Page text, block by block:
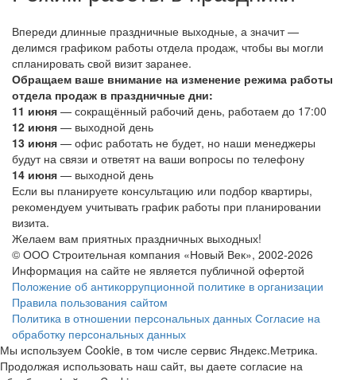
Впереди длинные праздничные выходные, а значит —
делимся графиком работы отдела продаж, чтобы вы могли
спланировать свой визит заранее.
Обращаем ваше внимание на изменение режима работы
отдела продаж в праздничные дни:
11 июня — сокращённый рабочий день, работаем до 17:00
12 июня — выходной день
13 июня — офис работать не будет, но наши менеджеры
будут на связи и ответят на ваши вопросы по телефону
14 июня — выходной день
Если вы планируете консультацию или подбор квартиры,
рекомендуем учитывать график работы при планировании
визита.
Желаем вам приятных праздничных выходных!
© ООО Строительная компания «Новый Век», 2002-2026
Информация на сайте не является публичной офертой
Положение об антикоррупционной политике в организации
Правила пользования сайтом
Политика в отношении персональных данных Согласие на
обработку персональных данных
Мы используем Cookie, в том числе сервис Яндекс.Метрика.
Продолжая использовать наш сайт, вы даете согласие на